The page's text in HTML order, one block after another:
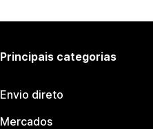
Principais categorias
Envio direto
Mercados